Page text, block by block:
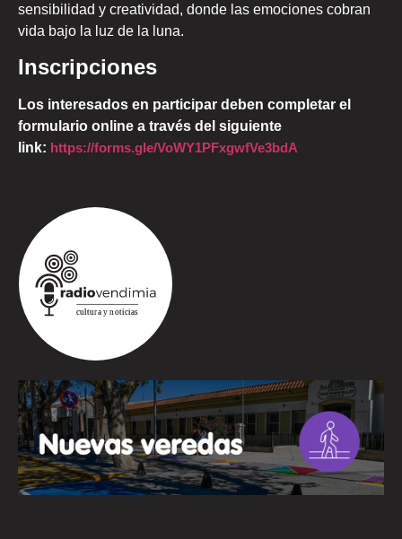
sensibilidad y creatividad, donde las emociones cobran
vida bajo la luz de la luna.
Inscripciones
Los interesados en participar deben completar el
formulario online a través del siguiente
link: https://forms.gle/VoWY1PFxgwfVe3bdA